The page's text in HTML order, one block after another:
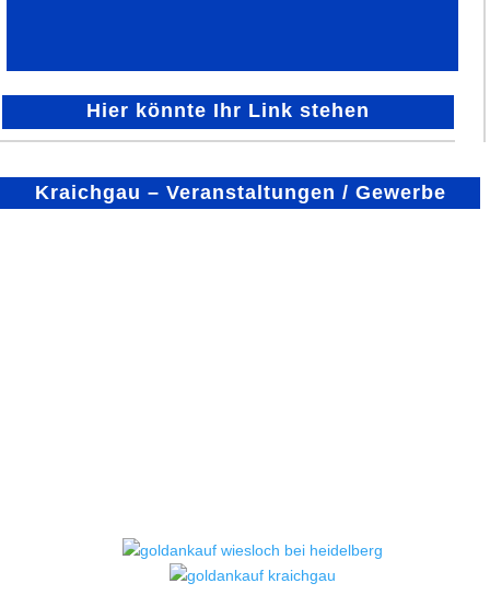
Hier könnte Ihr Link stehen
Kraichgau – Veranstaltungen / Gewerbe